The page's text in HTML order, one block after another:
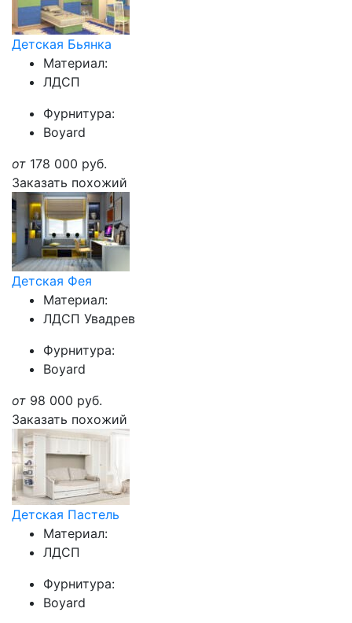
Детская Бьянка
Материал:
ЛДСП
Фурнитура:
Boyard
от 178 000 руб.
Заказать похожий
Детская Фея
Материал:
ЛДСП Увадрев
Фурнитура:
Boyard
от 98 000 руб.
Заказать похожий
Детская Пастель
Материал:
ЛДСП
Фурнитура:
Boyard